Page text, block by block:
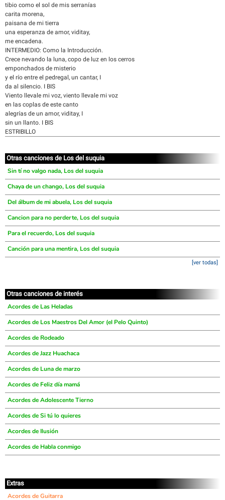
tibio como el sol de mis serranías
carita morena,
paisana de mi tierra
una esperanza de amor, viditay,
me encadena.
INTERMEDIO: Como la Introducción.
Crece nevando la luna, copo de luz en los cerros
emponchados de misterio
y el río entre el pedregal, un cantar, I
da al silencio. I BIS
Viento llevale mi voz, viento llevale mi voz
en las coplas de este canto
alegrías de un amor, viditay, I
sin un llanto. I BIS
ESTRIBILLO
Otras canciones de Los del suquia
Sin tí no valgo nada, Los del suquia
Chaya de un chango, Los del suquia
Del álbum de mi abuela, Los del suquia
Cancion para no perderte, Los del suquia
Para el recuerdo, Los del suquia
Canción para una mentira, Los del suquia
[ver todas]
Otras canciones de interés
Acordes de Las Heladas
Acordes de Los Maestros Del Amor (el Pelo Quinto)
Acordes de Rodeado
Acordes de Jazz Huachaca
Acordes de Luna de marzo
Acordes de Feliz día mamá
Acordes de Adolescente Tierno
Acordes de Si tú lo quieres
Acordes de Ilusión
Acordes de Habla conmigo
Extras
Acordes de Guitarra